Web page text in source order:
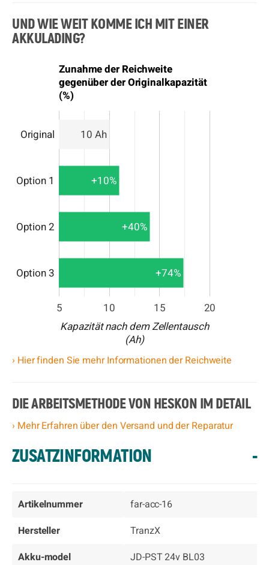
UND WIE WEIT KOMME ICH MIT EINER
AKKULADING?
Zunahme der Reichweite
gegenüber der Originalkapazität
(%)
5 10 15 20
Original
Option 1
Option 2
Option 3
10 Ah
+10%
+40%
+74%
Kapazität nach dem Zellentausch
(Ah)
› Hier finden Sie mehr Informationen der Reichweite
DIE ARBEITSMETHODE VON HESKON IM DETAIL
› Mehr Erfahren über den Versand und der Reparatur
ZUSATZINFORMATION -
Artikelnummer
far-acc-16
Hersteller
TranzX
Akku-model
JD-PST 24v BL03